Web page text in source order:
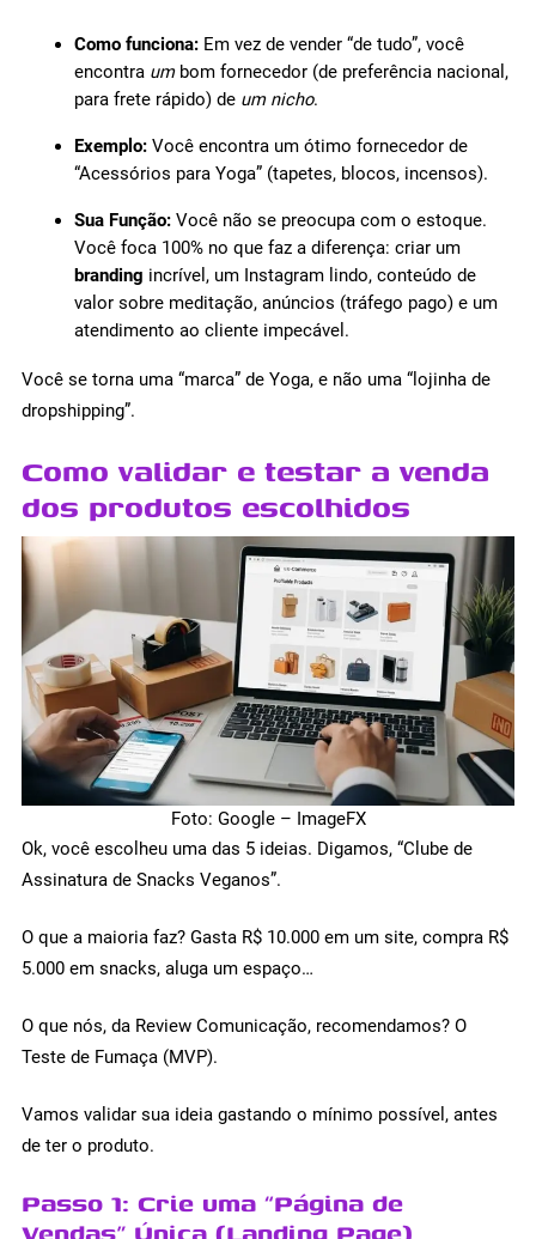
Como funciona:Em vez de vender “de tudo”, você
encontra umbom fornecedor (de preferência nacional,
para frete rápido) de um nicho.
Exemplo:Você encontra um ótimo fornecedor de
“Acessórios para Yoga” (tapetes, blocos, incensos).
Sua Função:Você não se preocupa com o estoque.
Você foca 100% no que faz a diferença: criar um
branding incrível, um Instagram lindo, conteúdo de
valor sobre meditação, anúncios (tráfego pago) e um
atendimento ao cliente impecável.
Você se torna uma “marca” de Yoga, e não uma “lojinha de
dropshipping”.
Como validar e testar a venda
dos produtos escolhidos
Foto: Google – ImageFX
Ok, você escolheu uma das 5 ideias. Digamos, “Clube de
Assinatura de Snacks Veganos”.
O que a maioria faz? Gasta R$ 10.000 em um site, compra R$
5.000 em snacks, aluga um espaço…
O que nós, da Review Comunicação, recomendamos? O
Teste de Fumaça (MVP).
Vamos validar sua ideia gastando o mínimo possível, antes
de ter o produto.
Passo 1: Crie uma “Página de